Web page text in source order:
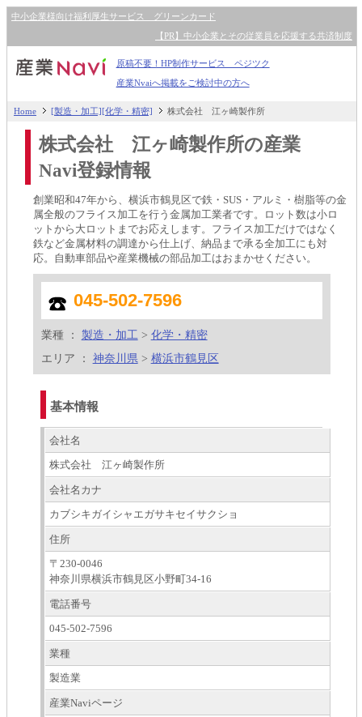
中小企業様向け福利厚生サービス グリーンカード
【PR】中小企業とその従業員を応援する共済制度
原稿不要！HP制作サービス ペジツク
産業Nvaiへ掲載をご検討中の方へ
Home [製造・加工][化学・精密] 株式会社 江ヶ崎製作所
株式会社 江ヶ崎製作所の産業
Navi登録情報
創業昭和47年から、横浜市鶴見区で鉄・SUS・アルミ・樹脂等の金
属全般のフライス加工を行う金属加工業者です。ロット数は小ロ
ットから大ロットまでお応えします。フライス加工だけではなく
鉄など金属材料の調達から仕上げ、納品まで承る全加工にも対
応。自動車部品や産業機械の部品加工はおまかせください。
045-502-7596
業種 ： 製造・加工 > 化学・精密
エリア ： 神奈川県 > 横浜市鶴見区
基本情報
会社名
株式会社 江ヶ崎製作所
会社名カナ
カブシキガイシャエガサキセイサクショ
住所
〒230-0046
神奈川県横浜市鶴見区小野町34-16
電話番号
045-502-7596
業種
製造業
産業Naviページ